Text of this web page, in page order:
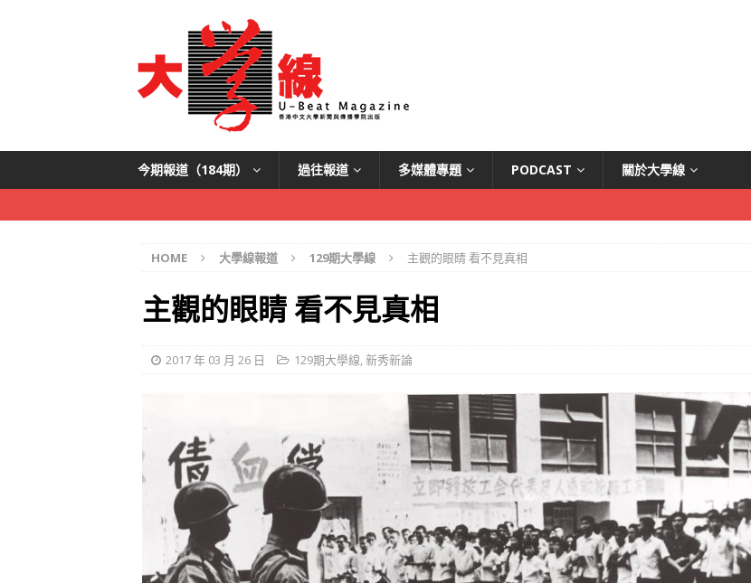
今期報道（184期） 過往報道 多媒體專題 PODCAST 關於大學線
HOME 大學線報道 129期大學線 主觀的眼睛 看不見真相
主觀的眼睛 看不見真相
2017 年 03 月 26 日 129期大學線,新秀新論